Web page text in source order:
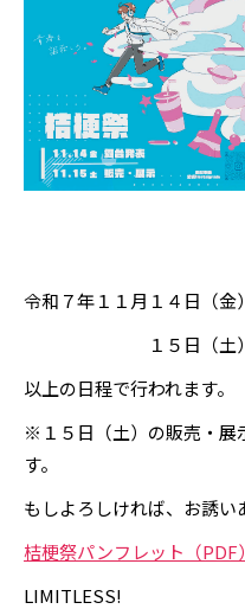
令和７年１１月１４日（金
１５日（土）販
以上の日程で行われます。
※１５日（土）の販売・展
す。
もしよろしければ、お誘い
桔梗祭パンフレット（PDF）
LIMITLESS!